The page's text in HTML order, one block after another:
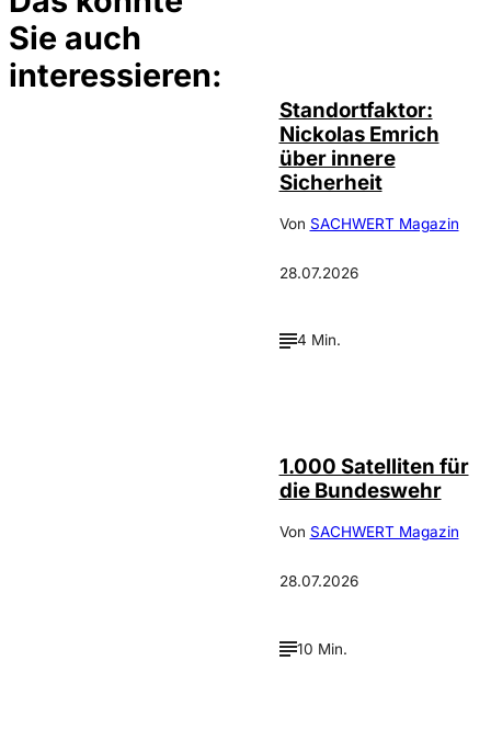
Sie auch
interessieren:
Standortfaktor:
Nickolas Emrich
über innere
Sicherheit
Von SACHWERT Magazin
28.07.2026
4 Min.
1.000 Satelliten für
die Bundeswehr
Von SACHWERT Magazin
28.07.2026
10 Min.